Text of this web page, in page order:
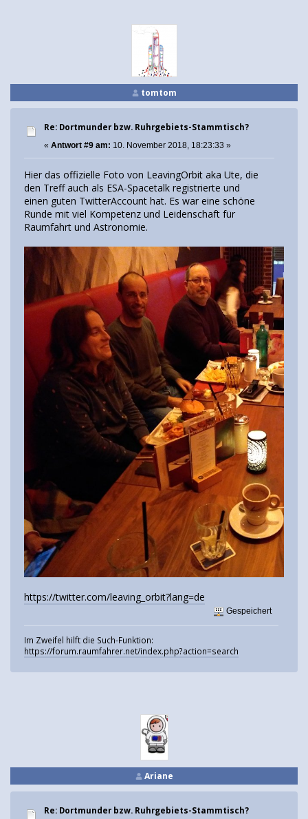
tomtom
Re: Dortmunder bzw. Ruhrgebiets-Stammtisch?
« Antwort #9 am: 10. November 2018, 18:23:33 »
Hier das offizielle Foto von LeavingOrbit aka Ute, die
den Treff auch als ESA-Spacetalk registrierte und
einen guten TwitterAccount hat. Es war eine schöne
Runde mit viel Kompetenz und Leidenschaft für
Raumfahrt und Astronomie.
https://twitter.com/leaving_orbit?lang=de
Gespeichert
Im Zweifel hilft die Such-Funktion:
https://forum.raumfahrer.net/index.php?action=search
Ariane
Re: Dortmunder bzw. Ruhrgebiets-Stammtisch?